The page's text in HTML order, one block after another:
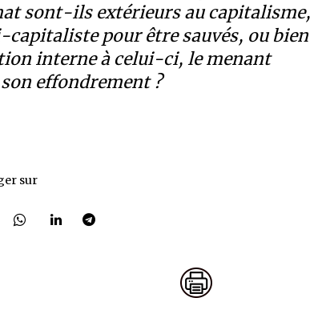
sont-ils extérieurs au capitalisme,
pour être sauvés, ou bien
interne à celui-ci, le menant
effondrement ?
sur